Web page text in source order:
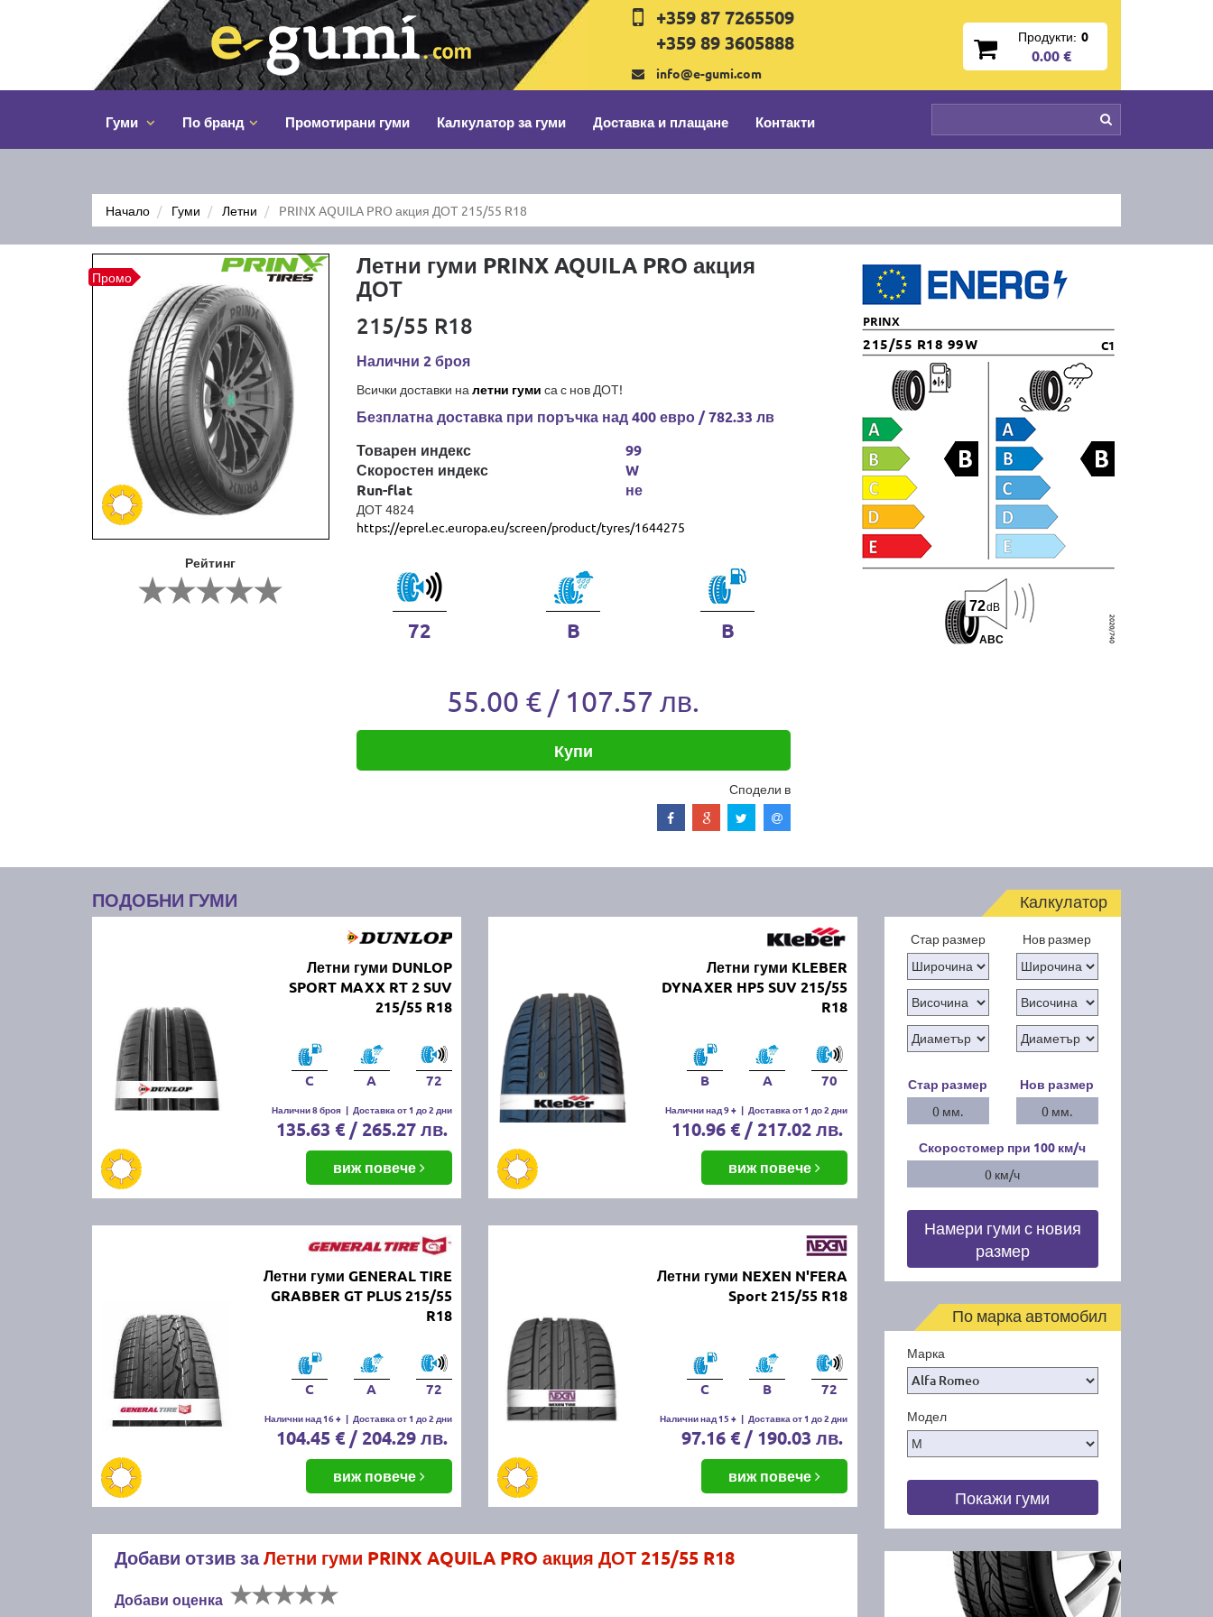
+359 87 7265509
+359 89 3605888
info@e-gumi.com
Продукти: 0
0.00 €
Гуми По бранд Промотирани гуми Калкулатор за гуми Доставка и плащане Контакти
Начало Гуми Летни PRINX AQUILA PRO акция ДОТ 215/55 R18
Промо
Рейтинг
Летни гуми PRINX AQUILA PRO акция
ДОТ
215/55 R18
Налични 2 броя
Всички доставки на летни гуми са с нов ДОТ!
Безплатна доставка при поръчка над 400 евро / 782.33 лв
Товарен индекс
Скоростен индекс
Run-flat
99
W
не
ДОТ 4824
https://eprel.ec.europa.eu/screen/product/tyres/1644275
72 B B
55.00 € / 107.57 лв.
Купи
Сподели в
PRINX
215/55 R18 99W C1
ABC
72dB
ПОДОБНИ ГУМИ
Летни гуми DUNLOP
SPORT MAXX RT 2 SUV
215/55 R18
C A 72
Налични 8 броя | Доставка от 1 до 2 дни
135.63 € / 265.27 лв.
виж повече
Летни гуми KLEBER
DYNAXER HP5 SUV 215/55
R18
B A 70
Налични над 9 + | Доставка от 1 до 2 дни
110.96 € / 217.02 лв.
виж повече
Летни гуми GENERAL TIRE
GRABBER GT PLUS 215/55
R18
C A 72
Налични над 16 + | Доставка от 1 до 2 дни
104.45 € / 204.29 лв.
виж повече
Летни гуми NEXEN N'FERA
Sport 215/55 R18
C B 72
Налични над 15 + | Доставка от 1 до 2 дни
97.16 € / 190.03 лв.
виж повече
Добави отзив заЛетни гуми PRINX AQUILA PRO акция ДОТ 215/55 R18
Добави оценка
Калкулатор
Стар размер Нов размер
Стар размер
0 мм.
Нов размер
0 мм.
Скоростомер при 100 км/ч
0 км/ч
Намери гуми с новия
размер
По марка автомобил
Марка
Модел
Покажи гуми